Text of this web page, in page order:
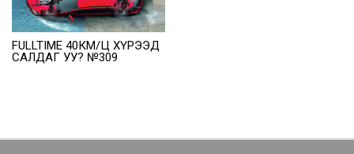
FULLTIME 40КМ/Ц ХҮРЭЭД
САЛДАГ УУ? №309